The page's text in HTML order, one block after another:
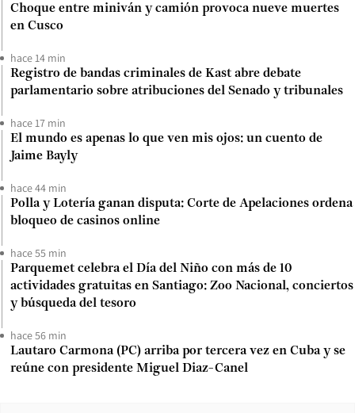
Choque entre miniván y camión provoca nueve muertes
en Cusco
hace 14 min
Registro de bandas criminales de Kast abre debate
parlamentario sobre atribuciones del Senado y tribunales
hace 17 min
El mundo es apenas lo que ven mis ojos: un cuento de
Jaime Bayly
hace 44 min
Polla y Lotería ganan disputa: Corte de Apelaciones ordena
bloqueo de casinos online
hace 55 min
Parquemet celebra el Día del Niño con más de 10
actividades gratuitas en Santiago: Zoo Nacional, conciertos
y búsqueda del tesoro
hace 56 min
Lautaro Carmona (PC) arriba por tercera vez en Cuba y se
reúne con presidente Miguel Diaz-Canel